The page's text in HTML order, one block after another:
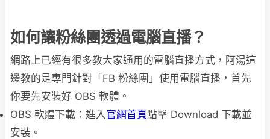
如何讓粉絲團透過電腦直播？
網路上已經有很多教大家通用的電腦直播方式，阿湯這
邊教的是專門針對「FB 粉絲團」使用電腦直播，首先
你要先安裝好 OBS 軟體。
OBS 軟體下載：進入官網首頁點擊 Download 下載並
安裝。